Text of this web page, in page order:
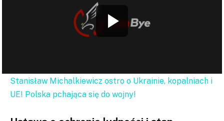
Stanisław Michalkiewicz ostro o Ukrainie, kopalniach i
UE! Polska pchająca się do wojny!